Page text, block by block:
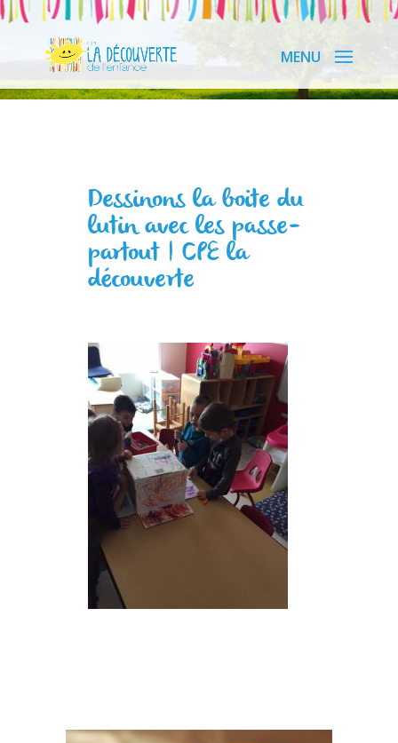
Dessinons la boite du
lutin avec les passe-
partout | CPE la
découverte